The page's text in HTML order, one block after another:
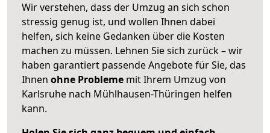
Wir verstehen, dass der Umzug an sich schon
stressig genug ist, und wollen Ihnen dabei
helfen, sich keine Gedanken über die Kosten
machen zu müssen. Lehnen Sie sich zurück – wir
haben garantiert passende Angebote für Sie, das
Ihnen ohne Probleme mit Ihrem Umzug von
Karlsruhe nach Mühlhausen-Thüringen helfen
kann.